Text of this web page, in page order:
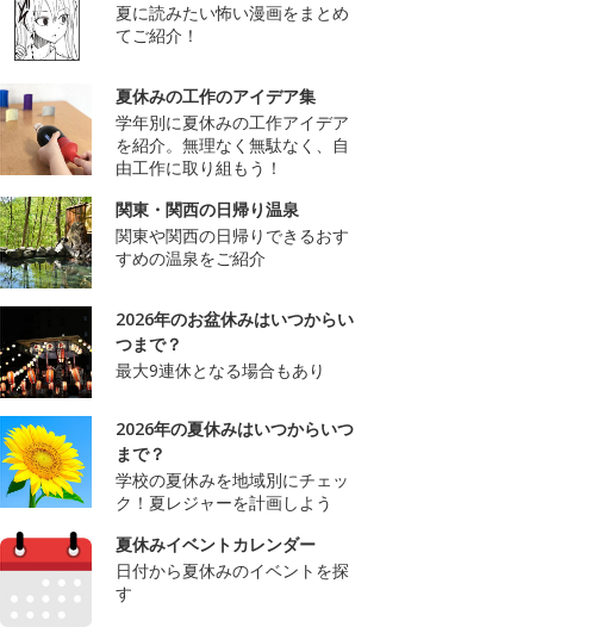
夏に読みたい怖い漫画をまとめ
てご紹介！
夏休みの工作のアイデア集
学年別に夏休みの工作アイデア
を紹介。無理なく無駄なく、自
由工作に取り組もう！
関東・関西の日帰り温泉
関東や関西の日帰りできるおす
すめの温泉をご紹介
2026年のお盆休みはいつからい
つまで？
最大9連休となる場合もあり
2026年の夏休みはいつからいつ
まで？
学校の夏休みを地域別にチェッ
ク！夏レジャーを計画しよう
夏休みイベントカレンダー
日付から夏休みのイベントを探
す